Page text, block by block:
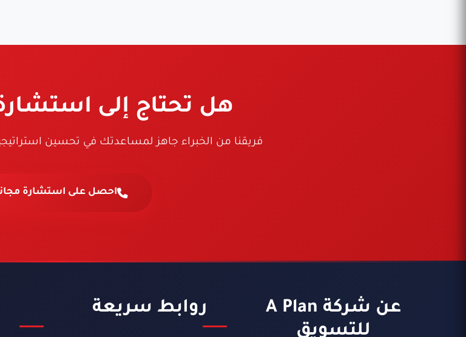
هل تحتاج إلى
فريقنا من الخبراء جاهز لمساعدتك في تحسين
احصل على استشارة
عن شركة A Plan
للتسويق
روابط سريعة